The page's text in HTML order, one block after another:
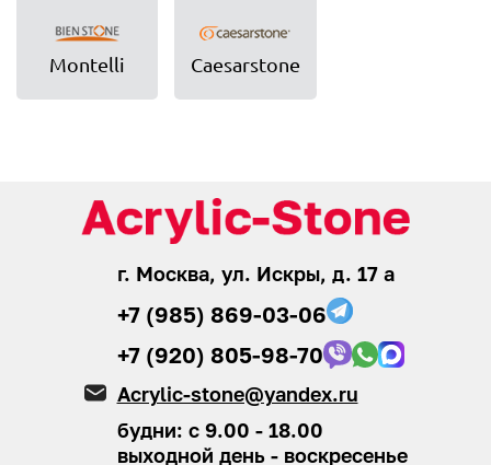
Montelli Caesarstone
г. Москва, ул. Искры, д. 17 а
+7 (985) 869-03-06
+7 (920) 805-98-70
Acrylic-stone@yandex.ru
будни: с 9.00 - 18.00
выходной день - воскресенье